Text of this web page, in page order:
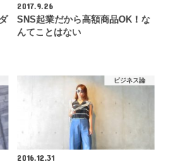
2017.9.26
SNS起業だから高額商品OK！な
んてことはない
ビジネス論
2016.12.31